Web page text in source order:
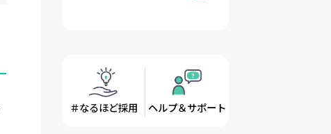
＃なるほど採用 ヘルプ＆サポート